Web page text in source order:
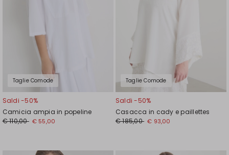
Taglie Comode
Saldi -50%
Camicia ampia in popeline
€ 110,00 € 55,00
Taglie Comode
Saldi -50%
Casacca in cady e paillettes
€ 185,00 € 93,00